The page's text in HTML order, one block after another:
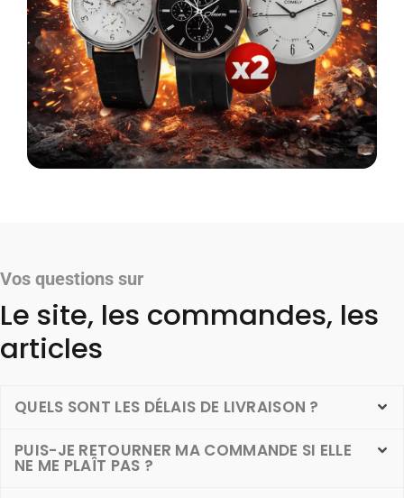
Vos questions sur
Le site, les commandes, les
articles
QUELS SONT LES DÉLAIS DE LIVRAISON ?
PUIS-JE RETOURNER MA COMMANDE SI ELLE
NE ME PLAÎT PAS ?